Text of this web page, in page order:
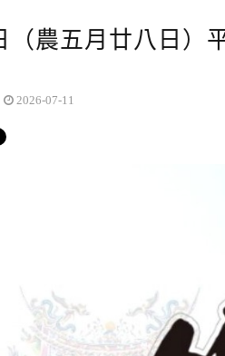
（農五月廿八日）
2026-07-11